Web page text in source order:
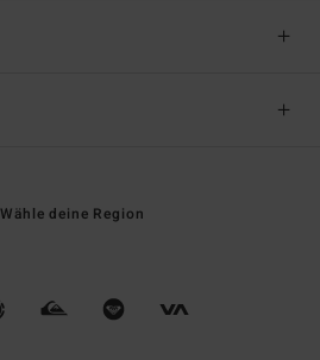
Wähle deine Region